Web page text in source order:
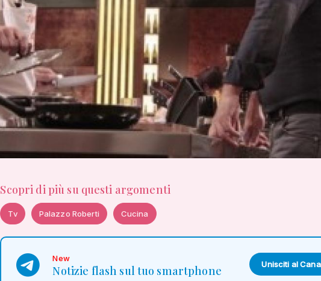
Scopri di più su questi argomenti
Tv Palazzo Roberti Cucina
New
Notizie flash sul tuo smartphone Unisciti al